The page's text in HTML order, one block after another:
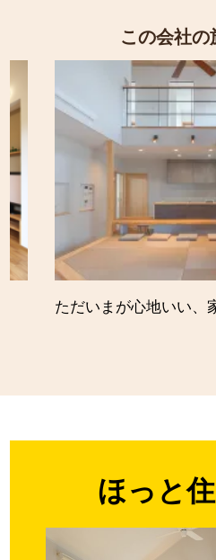
この会社の
ただいまが心地いい、
ほっと